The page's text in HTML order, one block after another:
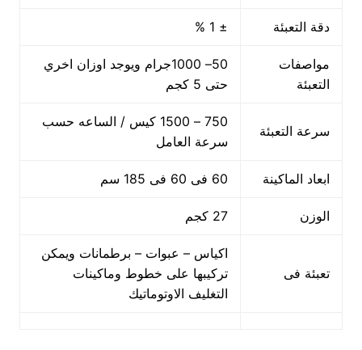
دقة التعبئة ± 1 %
مواصفات
التعبئة
50– 1000جرام ويوجد اوزان اخري
حتى 5 كجم
سرعة التعبئة
750 – 1500 كيس / الساعه حسب
سرعة العامل
ابعاد الماكينة 60 فى 60 فى 185 سم
الوزن 27 كجم
تعبئة فى
اكياس – عبوات – برطمانات ويمكن
تركيبها على خطوط وماكينات
التغليف الاوتوماتيك